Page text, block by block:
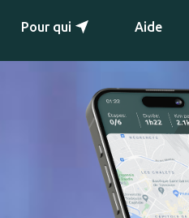
Pour qui Aide